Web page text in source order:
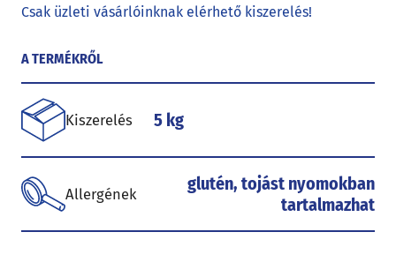
Csak üzleti vásárlóinknak elérhető kiszerelés!
A TERMÉKRŐL
Kiszerelés 5 kg
Allergének
glutén, tojást nyomokban
tartalmazhat